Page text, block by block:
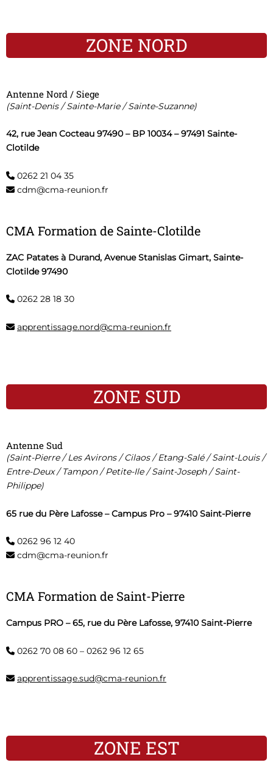
ZONE NORD
Antenne Nord / Siege
(Saint-Denis / Sainte-Marie / Sainte-Suzanne)
42, rue Jean Cocteau 97490 – BP 10034 – 97491 Sainte-
Clotilde
0262 21 04 35
cdm@cma-reunion.fr
CMA Formation de Sainte-Clotilde
ZAC Patates à Durand, Avenue Stanislas Gimart, Sainte-
Clotilde 97490
0262 28 18 30
apprentissage.nord@cma-reunion.fr
ZONE SUD​
Antenne Sud
(Saint-Pierre / Les Avirons / Cilaos / Etang-Salé / Saint-Louis /
Entre-Deux / Tampon / Petite-Ile / Saint-Joseph / Saint-
Philippe)
65 rue du Père Lafosse – Campus Pro – 97410 Saint-Pierre
0262 96 12 40
cdm@cma-reunion.fr
CMA Formation de Saint-Pierre
Campus PRO – 65, rue du Père Lafosse, 97410 Saint-Pierre
0262 70 08 60 – 0262 96 12 65
apprentissage.sud@cma-reunion.fr
ZONE EST